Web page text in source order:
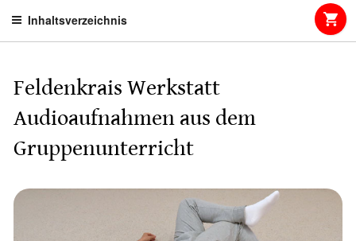
Inhaltsverzeichnis
Feldenkrais Werkstatt
Audioaufnahmen aus dem
Gruppenunterricht